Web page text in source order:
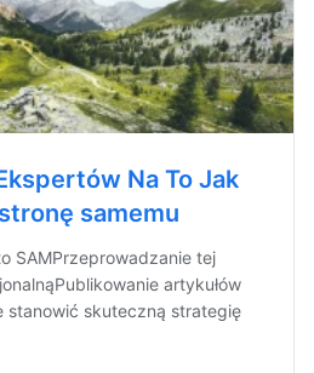
Na To Jak
samemu
SAMPrzeprowadzanie tej
artykułów
stanowić skuteczną strategię